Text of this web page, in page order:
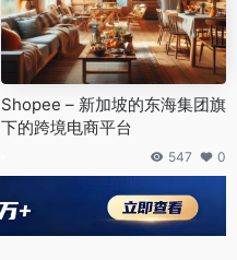
Shopee – 新加坡的东海集团旗
下的跨境电商平台
547 0